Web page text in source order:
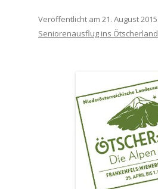
Veröffentlicht am 21. August 2015
Seniorenausflug ins Ötscherland